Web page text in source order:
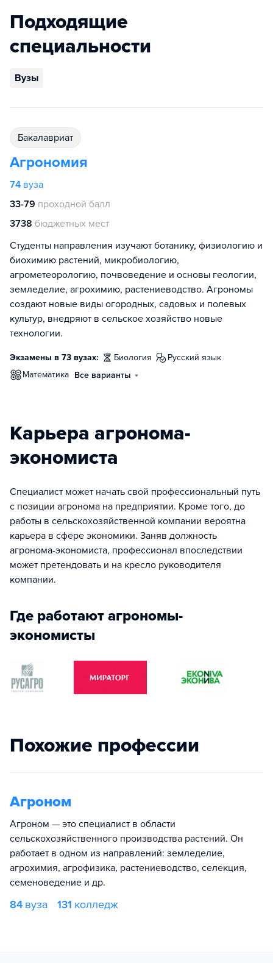
Подходящие
специальности
Вузы
бакалавриат
Агрономия
74 вуза
33-79 проходной балл
3738 бюджетных мест
Студенты направления изучают ботанику, физиологию и
биохимию растений, микробиологию,
агрометеорологию, почвоведение и основы геологии,
земледелие, агрохимию, растениеводство. Агрономы
создают новые виды огородных, садовых и полевых
культур, внедряют в сельское хозяйство новые
технологии.
Экзамены в 73 вузах: биология
русский язык
математика Все варианты
Карьера агронома-
экономиста
Специалист может начать свой профессиональный путь
с позиции агронома на предприятии. Кроме того, до
работы в сельскохозяйственной компании вероятна
карьера в сфере экономики. Заняв должность
агронома-экономиста, профессионал впоследствии
может претендовать и на кресло руководителя
компании.
Где работают агрономы-
экономисты
Похожие профессии
Агроном
Агроном — это специалист в области
сельскохозяйственного производства растений. Он
работает в одном из направлений: земледелие,
агрохимия, агрофизика, растениеводство, селекция,
семеноведение и др.
84 вуза 131 колледж